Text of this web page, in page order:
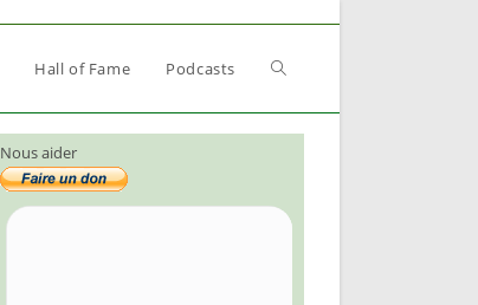
Hall of Fame Podcasts Toggle
Nous aider